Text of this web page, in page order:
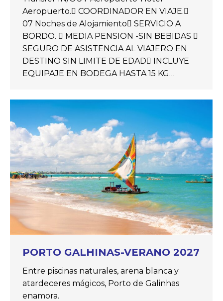
Aeropuerto. COORDINADOR EN VIAJE.
07 Noches de Alojamiento SERVICIO A
BORDO.  MEDIA PENSION -SIN BEBIDAS 
SEGURO DE ASISTENCIA AL VIAJERO EN
DESTINO SIN LIMITE DE EDAD INCLUYE
EQUIPAJE EN BODEGA HASTA 15 KG…
PORTO GALHINAS-VERANO 2027
Entre piscinas naturales, arena blanca y
atardeceres mágicos, Porto de Galinhas
enamora.